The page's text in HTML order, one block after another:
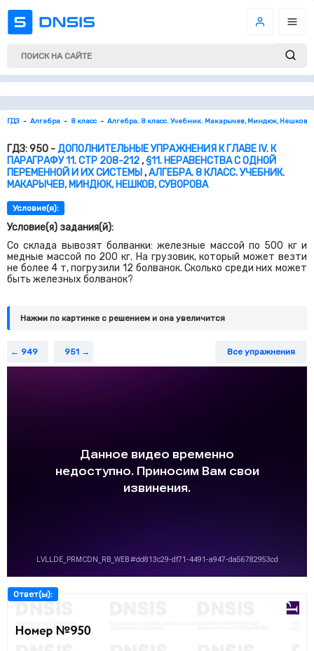
ГДЗ Алгебра 8 класс Алгебра. 8 класс. Учебник. Макарычев, Миндюк, Нешков,
ГДЗ: 950 -ДОПОЛНИТЕЛЬНЫЕ УПРАЖНЕНИЯ К ГЛАВЕ IV. К
ПАРАГРАФУ 11. СТР 208-212,§11. НЕРАВЕНСТВА С ОДНОЙ
ПЕРЕМЕННОЙ И ИХ СИСТЕМЫ,АЛГЕБРА. 8 КЛАСС. УЧЕБНИК.
МАКАРЫЧЕВ, МИНДЮК, НЕШКОВ, СУВОРОВА
Условие(я):
Условие(я) задания(й):
Со склада вывозят болванки: железные массой по 500 кг и
медные массой по 200 кг. На грузовик, который может везти
не более 4 т, погрузили12 болванок. Сколько среди них может
быть железных болванок?
Нажми по картинке c решением и она увеличится
949 951 Все упражнения
Ответ(ы):